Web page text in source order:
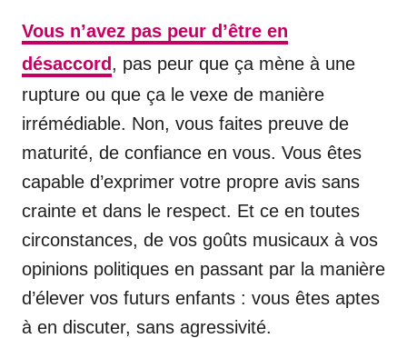
Vous n’avez pas peur d’être en
désaccord, pas peur que ça mène à une
rupture ou que ça le vexe de manière
irrémédiable. Non, vous faites preuve de
maturité, de confiance en vous. Vous êtes
capable d’exprimer votre propre avis sans
crainte et dans le respect. Et ce en toutes
circonstances, de vos goûts musicaux à vos
opinions politiques en passant par la manière
d’élever vos futurs enfants : vous êtes aptes
à en discuter, sans agressivité.